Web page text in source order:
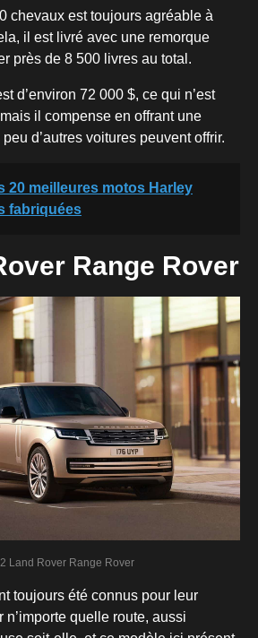
chevaux est toujours agréable à
il est livré avec une remorque
près de 8 500 livres au total.
d’environ 72 000 $, ce qui n’est
il compense en offrant une
d’autres voitures peuvent offrir.
20 meilleures motos Harley
fabriquées
Range Rover
Land Rover Range Rover
toujours été connus pour leur
n’importe quelle route, aussi